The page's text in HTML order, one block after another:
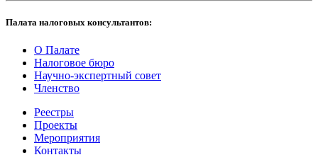
Палата налоговых консультантов:
О Палате
Налоговое бюро
Научно-экспертный совет
Членство
Реестры
Проекты
Мероприятия
Контакты